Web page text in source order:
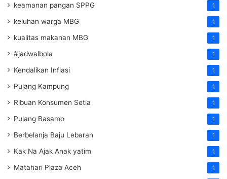
keamanan pangan SPPG 1
keluhan warga MBG 1
kualitas makanan MBG 1
#jadwalbola 1
Kendalikan Inflasi 1
Pulang Kampung 1
Ribuan Konsumen Setia 1
Pulang Basamo 1
Berbelanja Baju Lebaran 1
Kak Na Ajak Anak yatim 1
Matahari Plaza Aceh 1